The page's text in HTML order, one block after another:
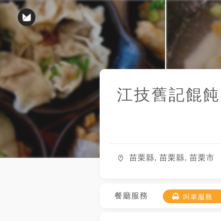
江技舊記餛
苗栗縣, 苗栗縣, 苗栗市
餐廳服務 叫車服務